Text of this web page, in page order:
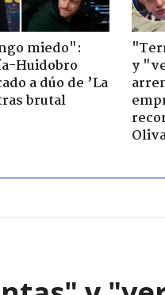
miedo":
Huidobro
a dúo de ’La
brutal
y